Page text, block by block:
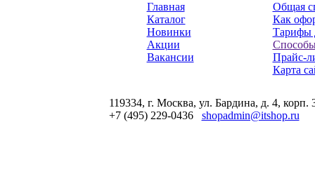
Главная
Каталог
Новинки
Акции
Вакансии
Общая
Как
Тарифы
Прайс-
Карта
119334, г. Москва, ул. Бардина, д. 4, корп.
+7 (495) 229-0436 shopadmin@itshop.ru